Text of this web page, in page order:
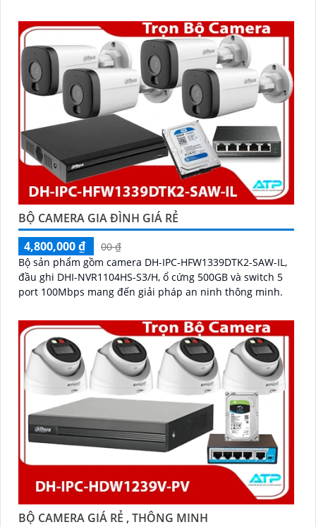
ánh sáng trắng, cùng khả năng phát hiện chuyển động
thông minh, giúp đảm bảo an toàn tuyệt đối cho khu vực
kho hàng
BỘ CAMERA GIA ĐÌNH GIÁ RẺ
4,800,000 ₫
00 ₫
Bộ sản phẩm gồm camera DH-IPC-HFW1339DTK2-SAW-IL,
đầu ghi DHI-NVR1104HS-S3/H, ổ cứng 500GB và switch 5
port 100Mbps mang đến giải pháp an ninh thông minh.
BỘ CAMERA GIÁ RẺ , THÔNG MINH